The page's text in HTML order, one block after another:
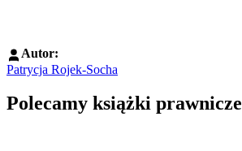
Autor:
Patrycja Rojek-Socha
Polecamy książki prawnicze